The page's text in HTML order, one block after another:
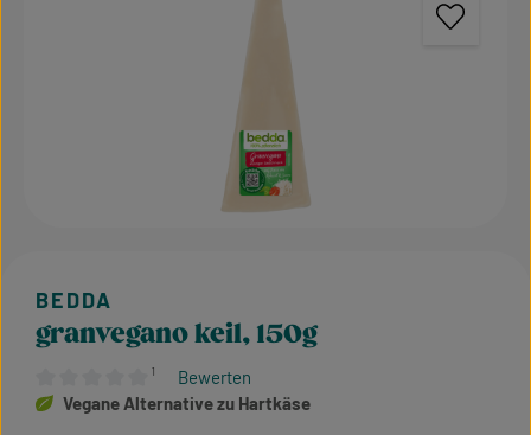
Durchschnittliche Bewertung von 0 von 5 Sternen
¹ Bewerten
granvegano keil, 150g
Vegane Alternative zu Hartkäse